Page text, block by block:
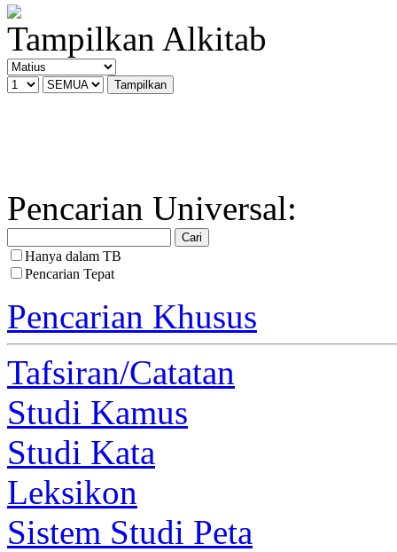
Tampilkan Alkitab
Pencarian Universal:
Hanya dalam TB
Pencarian Tepat
Pencarian Khusus
Tafsiran/Catatan
Studi Kamus
Studi Kata
Leksikon
Sistem Studi Peta